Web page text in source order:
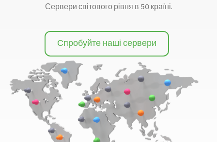
Сервери світового рівня в 50 країні.
Спробуйте наші сервери